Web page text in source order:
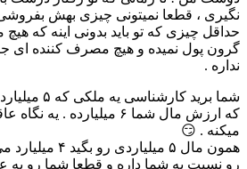
نگیری ، قطعا نمیتونی چیزی بهش
حداقل چیزی که تو باید بدونی اینه که
گرون پول نمیده و هیچ مصرف کننده ای
نداره .
شما برید
که ارزش مال شما ۶ میلیارده
میکنه . 😏
همون مال ۵
رو نسبت به شما داره و قطعا شما رو به